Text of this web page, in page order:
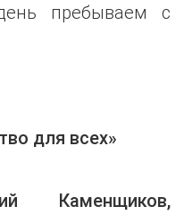
пребываем с
для всех»
Каменщиков,